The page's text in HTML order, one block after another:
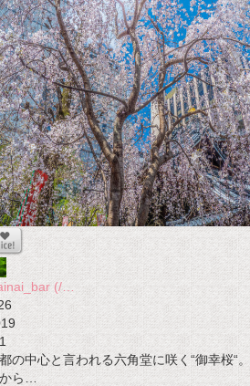
(/…
1
の中心と言われる六角堂に咲く“御幸桜“
ら…